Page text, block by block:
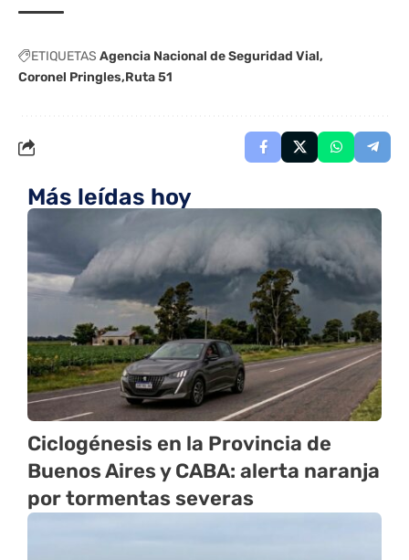
ETIQUETAS Agencia Nacional de Seguridad Vial
Coronel Pringles Ruta 51
Más leídas hoy
Ciclogénesis en la Provincia de
Buenos Aires y CABA: alerta naranja
por tormentas severas